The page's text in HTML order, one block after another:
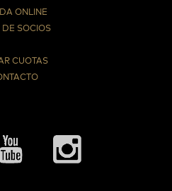
ONLINE
DE SOCIOS
CUOTAS